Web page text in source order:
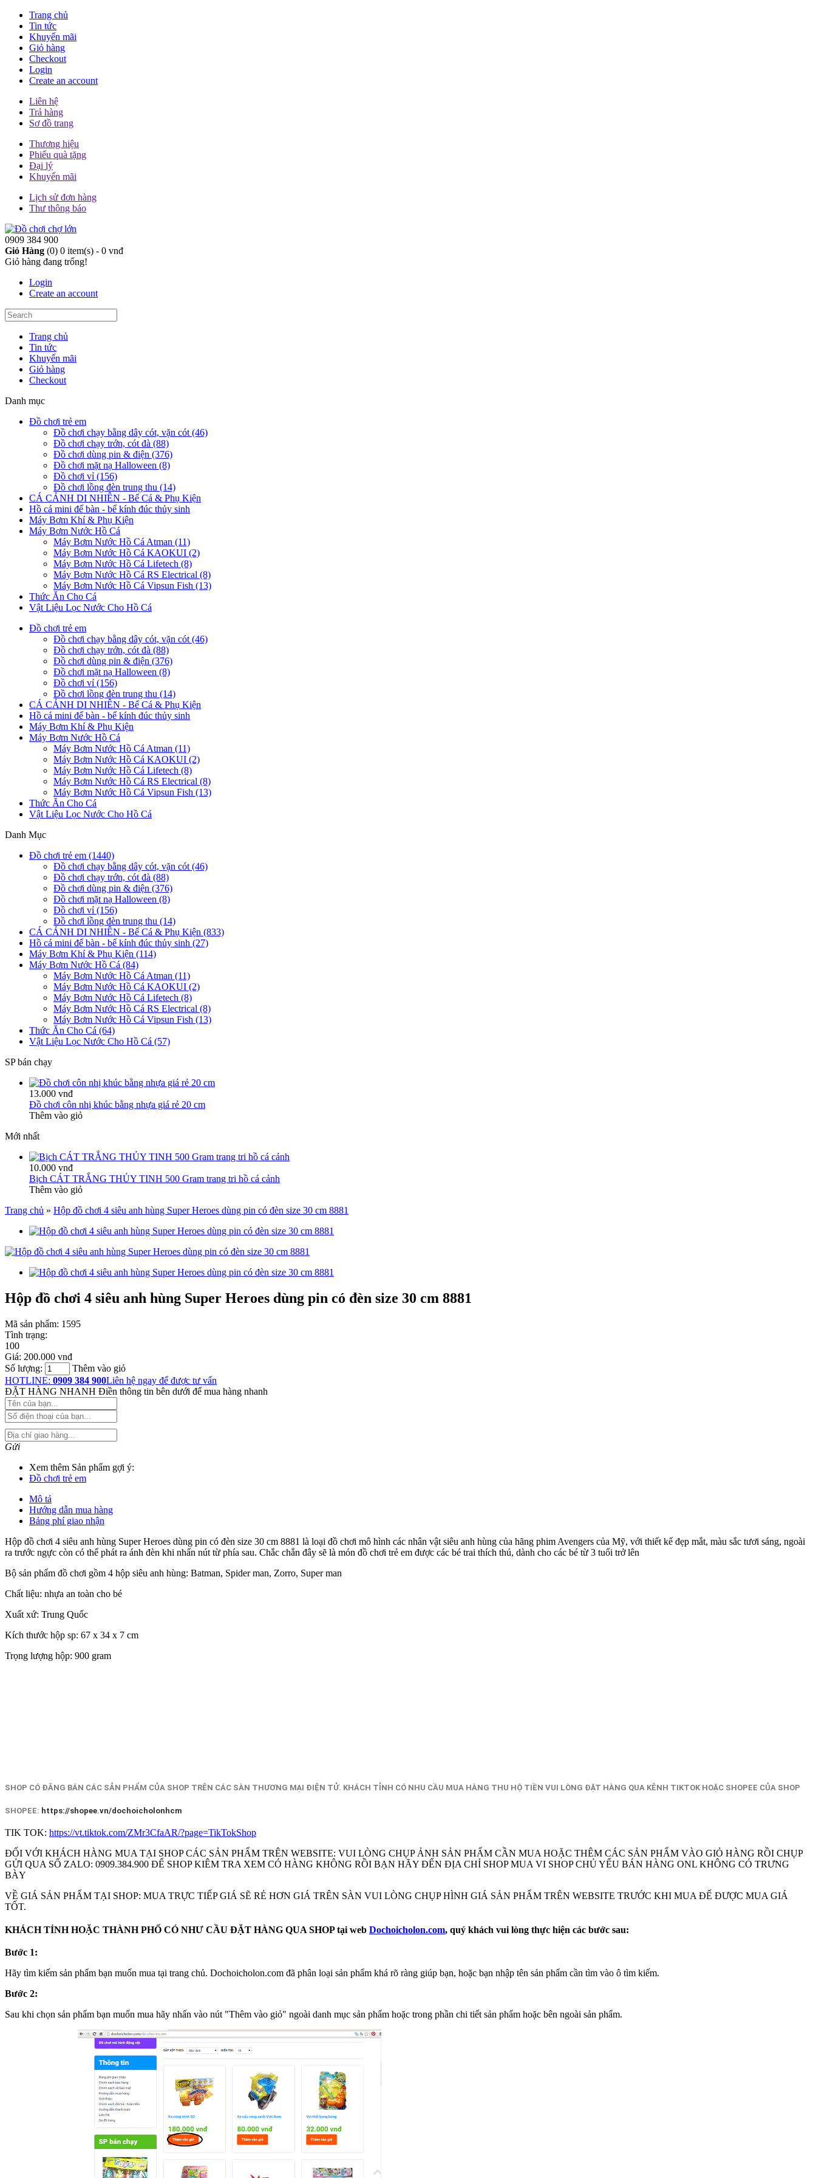
Trang chủ
Tin tức
Khuyến mãi
Giỏ hàng
Checkout
Login
Create an account
Liên hệ
Trả hàng
Sơ đồ trang
Thương hiệu
Phiếu quà tặng
Đại lý
Khuyến mãi
Lịch sử đơn hàng
Thư thông báo
0909 384 900
Giỏ Hàng (0) 0 item(s) - 0 vnđ
Giỏ hàng đang trống!
Login
Create an account
Trang chủ
Tin tức
Khuyến mãi
Giỏ hàng
Checkout
Danh mục
Đồ chơi trẻ em
Đồ chơi chạy bằng dây cót, vặn cót (46)
Đồ chơi chạy trớn, cót đà (88)
Đồ chơi dùng pin & điện (376)
Đồ chơi mặt nạ Halloween (8)
Đồ chơi vỉ (156)
Đồ chơi lồng đèn trung thu (14)
CÁ CẢNH DI NHIÊN - Bể Cá & Phụ Kiện
Hồ cá mini để bàn - bể kính đúc thủy sinh
Máy Bơm Khí & Phụ Kiện
Máy Bơm Nước Hồ Cá
Máy Bơm Nước Hồ Cá Atman (11)
Máy Bơm Nước Hồ Cá KAOKUI (2)
Máy Bơm Nước Hồ Cá Lifetech (8)
Máy Bơm Nước Hồ Cá RS Electrical (8)
Máy Bơm Nước Hồ Cá Vipsun Fish (13)
Thức Ăn Cho Cá
Vật Liệu Lọc Nước Cho Hồ Cá
Đồ chơi trẻ em
Đồ chơi chạy bằng dây cót, vặn cót (46)
Đồ chơi chạy trớn, cót đà (88)
Đồ chơi dùng pin & điện (376)
Đồ chơi mặt nạ Halloween (8)
Đồ chơi vỉ (156)
Đồ chơi lồng đèn trung thu (14)
CÁ CẢNH DI NHIÊN - Bể Cá & Phụ Kiện
Hồ cá mini để bàn - bể kính đúc thủy sinh
Máy Bơm Khí & Phụ Kiện
Máy Bơm Nước Hồ Cá
Máy Bơm Nước Hồ Cá Atman (11)
Máy Bơm Nước Hồ Cá KAOKUI (2)
Máy Bơm Nước Hồ Cá Lifetech (8)
Máy Bơm Nước Hồ Cá RS Electrical (8)
Máy Bơm Nước Hồ Cá Vipsun Fish (13)
Thức Ăn Cho Cá
Vật Liệu Lọc Nước Cho Hồ Cá
Danh Mục
Đồ chơi trẻ em (1440)
Đồ chơi chạy bằng dây cót, vặn cót (46)
Đồ chơi chạy trớn, cót đà (88)
Đồ chơi dùng pin & điện (376)
Đồ chơi mặt nạ Halloween (8)
Đồ chơi vỉ (156)
Đồ chơi lồng đèn trung thu (14)
CÁ CẢNH DI NHIÊN - Bể Cá & Phụ Kiện (833)
Hồ cá mini để bàn - bể kính đúc thủy sinh (27)
Máy Bơm Khí & Phụ Kiện (114)
Máy Bơm Nước Hồ Cá (84)
Máy Bơm Nước Hồ Cá Atman (11)
Máy Bơm Nước Hồ Cá KAOKUI (2)
Máy Bơm Nước Hồ Cá Lifetech (8)
Máy Bơm Nước Hồ Cá RS Electrical (8)
Máy Bơm Nước Hồ Cá Vipsun Fish (13)
Thức Ăn Cho Cá (64)
Vật Liệu Lọc Nước Cho Hồ Cá (57)
SP bán chạy
13.000 vnđ
Đồ chơi côn nhị khúc bằng nhựa giá rẻ 20 cm
Thêm vào giỏ
Mới nhất
10.000 vnđ
Bịch CÁT TRẮNG THỦY TINH 500 Gram trang tri hồ cá cảnh
Thêm vào giỏ
Trang chủ » Hộp đồ chơi 4 siêu anh hùng Super Heroes dùng pin có đèn size 30 cm 8881
Hộp đồ chơi 4 siêu anh hùng Super Heroes dùng pin có đèn size 30 cm 8881
Mã sản phẩm: 1595
Tình trạng:
100
Giá: 200.000 vnđ
Số lượng:
Thêm vào giỏ
HOTLINE: 0909 384 900Liên hệ ngay để được tư vấn
ĐẶT HÀNG NHANH Điền thông tin bên dưới để mua hàng nhanh
Gửi
Xem thêm Sản phẩm gợi ý:
Đồ chơi trẻ em
Mô tả
Hướng dẫn mua hàng
Bảng phí giao nhận
Hộp đồ chơi 4 siêu anh hùng Super Heroes dùng pin có đèn size 30 cm 8881 là loại đồ chơi mô hình các nhân vật siêu anh hùng của hãng phim Avengers của Mỹ, với thiết kế đẹp mắt, màu sắc tươi sáng, ngoài
ra trước ngực còn có thể phát ra ánh đèn khi nhấn nút từ phía sau. Chắc chắn đây sẽ là món đồ chơi trẻ em được các bé trai thích thú, dành cho các bé từ 3 tuổi trở lên
Bộ sản phẩm đồ chơi gồm 4 hộp siêu anh hùng: Batman, Spider man, Zorro, Super man
Chất liệu: nhựa an toàn cho bé
Xuất xứ: Trung Quốc
Kích thước hộp sp: 67 x 34 x 7 cm
Trọng lượng hộp: 900 gram
SHOP CÓ ĐĂNG BÁN CÁC SẢN PHẨM CỦA SHOP TRÊN CÁC SÀN THƯƠNG MẠI ĐIỆN TỬ. KHÁCH TỈNH CÓ NHU CẦU MUA HÀNG THU HỘ TIỀN VUI LÒNG ĐẶT HÀNG QUA KÊNH TIKTOK HOẶC SHOPEE CỦA SHOP
SHOPEE: https://shopee.vn/dochoicholonhcm
TIK TOK: https://vt.tiktok.com/ZMr3CfaAR/?page=TikTokShop
ĐỐI VỚI KHÁCH HÀNG MUA TẠI SHOP CÁC SẢN PHẨM TRÊN WEBSITE: VUI LÒNG CHỤP ẢNH SẢN PHẨM CẦN MUA HOẶC THÊM CÁC SẢN PHẨM VÀO GIỎ HÀNG RỒI CHỤP
GỬI QUA SỐ ZALO: 0909.384.900 ĐỂ SHOP KIÊM TRA XEM CÓ HÀNG KHÔNG RỒI BẠN HÃY ĐẾN ĐỊA CHỈ SHOP MUA VI SHOP CHỦ YẾU BÁN HÀNG ONL KHÔNG CÓ TRƯNG
BÀY
VỀ GIÁ SẢN PHẨM TẠI SHOP: MUA TRỰC TIẾP GIÁ SẼ RẺ HƠN GIÁ TRÊN SÀN VUI LÒNG CHỤP HÌNH GIÁ SẢN PHẨM TRÊN WEBSITE TRƯỚC KHI MUA ĐẾ ĐƯỢC MUA GIÁ
TỐT.
KHÁCH TỈNH HOẶC THÀNH PHỐ CÓ NHƯ CẦU ĐẶT HÀNG QUA SHOP tại web Dochoicholon.com, quý khách vui lòng thực hiện các bước sau:
Bước 1:
Hãy tìm kiếm sản phẩm bạn muốn mua tại trang chủ. Dochoicholon.com đã phân loại sản phẩm khá rõ ràng giúp bạn, hoặc bạn nhập tên sản phẩm cần tìm vào ô tìm kiếm.
Bước 2:
Sau khi chọn sản phẩm bạn muốn mua hãy nhấn vào nút "Thêm vào giỏ" ngoài danh mục sản phẩm hoặc trong phần chi tiết sản phẩm hoặc bên ngoài sản phẩm.